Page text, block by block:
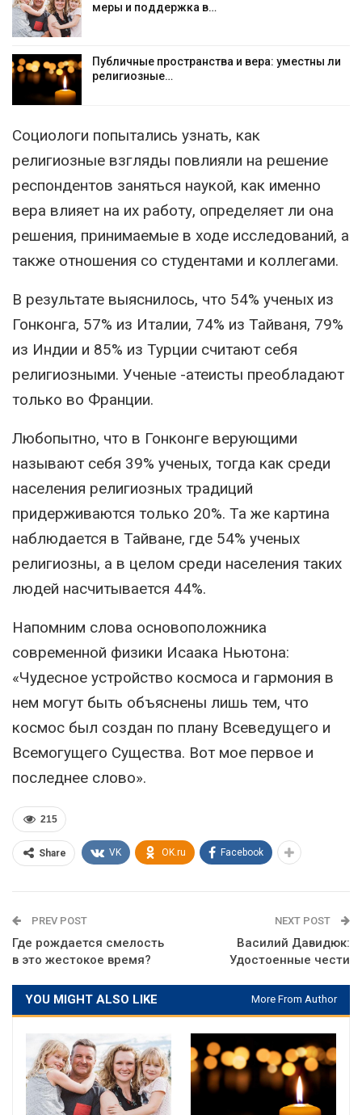
меры и поддержка в…
Публичные пространства и вера: уместны ли
религиозные…
Социологи попытались узнать, как
религиозные взгляды повлияли на решение
респондентов заняться наукой, как именно
вера влияет на их работу, определяет ли она
решения, принимаемые в ходе исследований, а
также отношения со студентами и коллегами.
В результате выяснилось, что 54% ученых из
Гонконга, 57% из Италии, 74% из Тайваня, 79%
из Индии и 85% из Турции считают себя
религиозными. Ученые -атеисты преобладают
только во Франции.
Любопытно, что в Гонконге верующими
называют себя 39% ученых, тогда как среди
населения религиозных традиций
придерживаются только 20%. Та же картина
наблюдается в Тайване, где 54% ученых
религиозны, а в целом среди населения таких
людей насчитывается 44%.
Напомним слова основоположника
современной физики Исаака Ньютона:
«Чудесное устройство космоса и гармония в
нем могут быть объяснены лишь тем, что
космос был создан по плану Всеведущего и
Всемогущего Существа. Вот мое первое и
последнее слово».
215
Share VK OK.ru Facebook
PREV POST
Где рождается смелость
в это жестокое время?
NEXT POST
Василий Давидюк:
Удостоенные чести
YOU MIGHT ALSO LIKE More From Author